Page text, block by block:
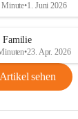
Minute•1. Juni 2026
Familie
•23. Apr. 2026
sehen